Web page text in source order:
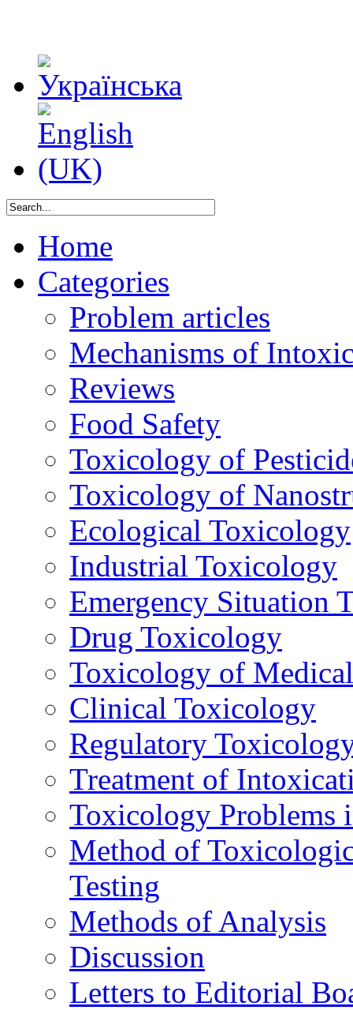
Home
Categories
Problem articles
Mechanisms of
Reviews
Food Safety
Toxicology of
Toxicology of
Ecological Toxicology
Industrial Toxicology
Emergency Situation
Drug Toxicology
Toxicology of
Clinical Toxicology
Regulatory
Treatment of
Toxicology Problems
Method of
Testing
Methods of Analysis
Discussion
Letters to Editorial